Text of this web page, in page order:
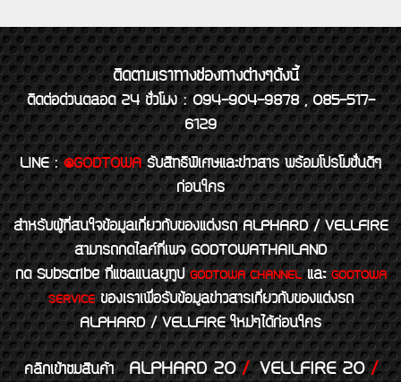
ติดตามเราทางช่องทางต่างๆดังนี้
ติดต่อด่วนตลอด 24 ชั่วโมง : 094-904-9878 , 085-517-
6129
LINE : @GODTOWA รับสิทธิพิเศษและข่าวสาร พร้อมโปรโมชั่นดีๆ
ก่อนใคร
สำหรับผู้ที่สนใจข้อมูลเกี่ยวกับของแต่งรถ ALPHARD / VELLFIRE
สามารถกดไลค์ที่เพจ GODTOWATHAILAND
กด Subscribe ที่แชลแนลยูทูปGODTOWA CHANNELและGODTOWA
SERVICEของเราเพื่อรับข้อมูลข่าวสารเกี่ยวกับของแต่งรถ
ALPHARD / VELLFIRE ใหม่ๆได้ก่อนใคร
คลิกเข้าชมสินค้า ALPHARD 20/VELLFIRE 20/